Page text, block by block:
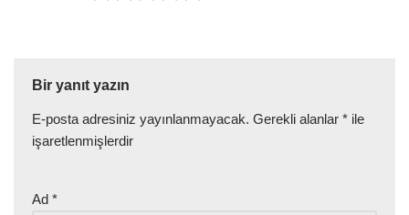
Bir yanıt yazın
E-posta adresiniz yayınlanmayacak. Gerekli alanlar * ile
işaretlenmişlerdir
Ad *